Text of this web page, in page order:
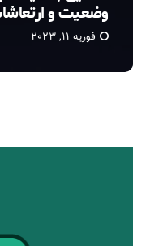
تی ویو (TWave)
فوریه 10, 2023